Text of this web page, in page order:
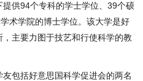
供94个专科的学士学位、39个硕
术学院的博士学位。该大学是好
主要力图于技艺和行使科学的教
包括好意思国科学促进会的两名